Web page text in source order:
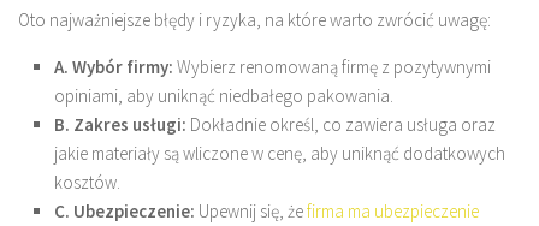
Oto najważniejsze błędy i ryzyka, na które warto zwrócić uwagę:
A. Wybór firmy: Wybierz renomowaną firmę z pozytywnymi
opiniami, aby uniknąć niedbałego pakowania.
B. Zakres usługi: Dokładnie określ, co zawiera usługa oraz
jakie materiały są wliczone w cenę, aby uniknąć dodatkowych
kosztów.
C. Ubezpieczenie: Upewnij się, żefirma ma ubezpieczenie